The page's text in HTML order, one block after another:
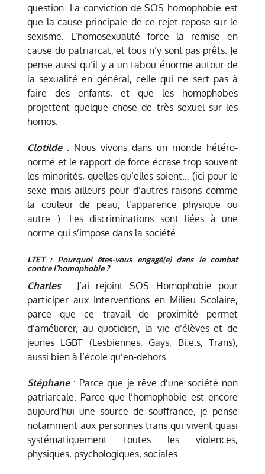
question. La conviction de SOS homophobie est
que la cause principale de ce rejet repose sur le
sexisme. L’homosexualité force la remise en
cause du patriarcat, et tous n’y sont pas prêts. Je
pense aussi qu’il y a un tabou énorme autour de
la sexualité en général, celle qui ne sert pas à
faire des enfants, et que les homophobes
projettent quelque chose de très sexuel sur les
homos.
Clotilde: Nous vivons dans un monde hétéro-
normé et le rapport de force écrase trop souvent
les minorités, quelles qu’elles soient… (ici pour le
sexe mais ailleurs pour d’autres raisons comme
la couleur de peau, l’apparence physique ou
autre…). Les discriminations sont liées à une
norme qui s’impose dans la société.
LTET : Pourquoi êtes-vous engagé(e) dans le combat
contre l’homophobie ?
Charles : J’ai rejoint SOS Homophobie pour
participer aux Interventions en Milieu Scolaire,
parce que ce travail de proximité permet
d’améliorer, au quotidien, la vie d’élèves et de
jeunes LGBT (Lesbiennes, Gays, Bi.e.s, Trans),
aussi bien à l’école qu’en-dehors.
Stéphane : Parce que je rêve d’une société non
patriarcale. Parce que l’homophobie est encore
aujourd’hui une source de souffrance, je pense
notamment aux personnes trans qui vivent quasi
systématiquement toutes les violences,
physiques, psychologiques, sociales.